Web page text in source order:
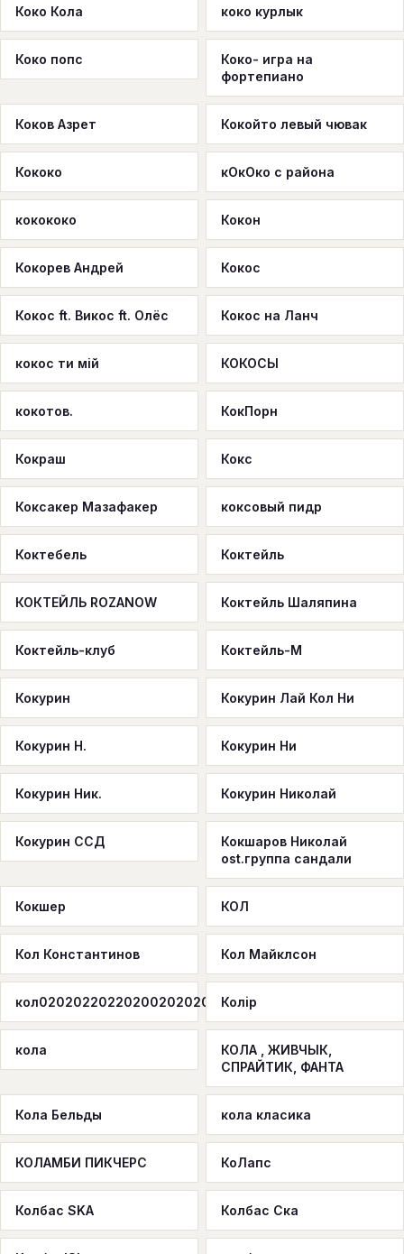
Коко Кола коко курлык
Коко попс
Коко- игра на
фортепиано
Коков Азрет Кокойто левый чювак
Кококо кОкОко с района
кокококо Кокон
Кокорев Андрей Кокос
Кокос ft. Викос ft. Олёс Кокос на Ланч
кокос ти мій КОКОСЫ
кокотов. КокПорн
Кокраш Кокс
Коксакер Мазафакер коксовый пидр
Коктебель Коктейль
КОКТЕЙЛЬ ROZANOW Коктейль Шаляпина
Коктейль-клуб Коктейль-М
Кокурин Кокурин Лай Кол Ни
Кокурин Н. Кокурин Ни
Кокурин Ник. Кокурин Николай
Кокурин ССД
Кокшаров Николай
ost.группа сандали
Кокшер КОЛ
Кол Константинов Кол Майклсон
кол02020220220200202020 Колiр
кола
КОЛА , ЖИВЧЫК,
СПРАЙТИК, ФАНТА
Кола Бельды кола класика
КОЛАМБИ ПИКЧЕРС КоЛапс
Колбас SKA Колбас Ска